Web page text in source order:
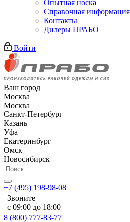
Опытная носка
Справочная информация
Контакты
Дилеры ПРАБО
Войти
Ваш город
Москва
Москва
Санкт-Петербург
Казань
Уфа
Екатеринбург
Омск
Новосибирск
+7 (495) 198-98-08
Звоните
с 09:00 до 18:00
8 (800) 777-83-77